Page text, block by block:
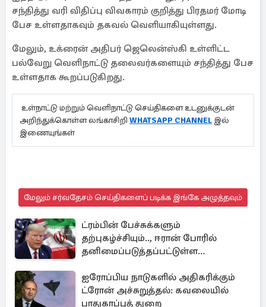
சந்தித்து வரி விதிப்பு விவகாரம் குறித்து பிரதமர் மோடி
பேச உள்ளதாகவும் தகவல் வெளியாகியுள்ளது.
மேலும், உக்ரைன் அதிபர் ஜெலென்ஸ்கி உள்ளிட்ட
பல்வேறு வெளிநாட்டு தலைவர்களையும் சந்தித்து பேச
உள்ளதாக கூறப்படுகிறது.
உள்நாட்டு மற்றும் வெளிநாட்டு செய்திகளை உடனுக்குடன்
அறிந்துக்கொள்ள லங்காசிறி WHATSAPP CHANNEL இல்
இணையுங்கள்
மேலும் சர்வதேசம் செய்திகளைப் படிக்க இங்கே அழுத்தவும்
ட்ரம்பின் பேச்சுக்களும்
தற்புகழ்ச்சியும்.., ஈரான் போரில்
தனிமைப்படுத்தப்பட்டுள்ள
ஐரோப்பிய நாடுகளில் அதிகரிக்கும்
ட்ரோன் அச்சுறுத்தல்: கவலையில்
பாதுகாப்புத் துறை